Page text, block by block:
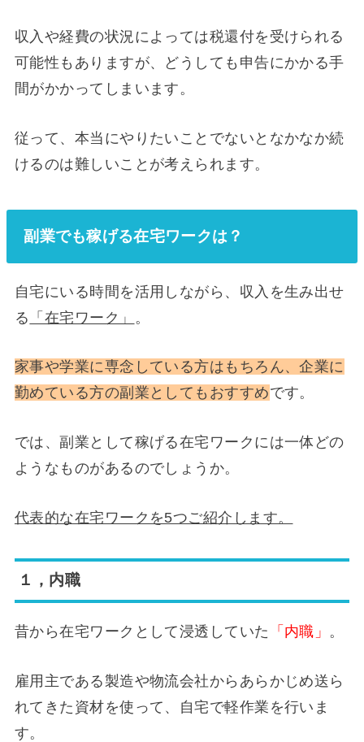
収入や経費の状況によっては税還付を受けられる
可能性もありますが、どうしても申告にかかる手
間がかかってしまいます。
従って、本当にやりたいことでないとなかなか続
けるのは難しいことが考えられます。
副業でも稼げる在宅ワークは？
自宅にいる時間を活用しながら、収入を生み出せ
る 「在宅ワーク」 。
家事や学業に専念している方はもちろん、企業に
勤めている方の副業としてもおすすめです。
では、副業として稼げる在宅ワークには一体どの
ようなものがあるのでしょうか。
代表的な在宅ワークを5つご紹介します。
１，内職
昔から在宅ワークとして浸透していた 「内職」 。
雇用主である製造や物流会社からあらかじめ送ら
れてきた資材を使って、自宅で軽作業を行いま
す。